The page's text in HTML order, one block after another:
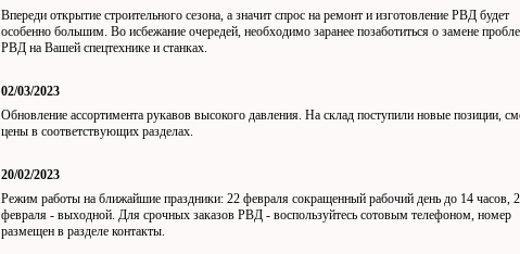
Впереди открытие строительного сезона, а значит спрос на ремонт и изготовление РВД будет
особенно большим. Во исбежание очередей, необходимо заранее позаботиться о замене
РВД на Вашей спецтехнике и станках.
02/03/2023
Обновление ассортимента рукавов высокого давления. На склад поступили новые позиции,
цены в соответствующих разделах.
20/02/2023
Режим работы на ближайшие праздники: 22 февраля сокращенный рабочий день до 14 часов,
февраля - выходной. Для срочных заказов РВД - воспользуйтесь сотовым телефоном, номер
размещен в разделе контакты.